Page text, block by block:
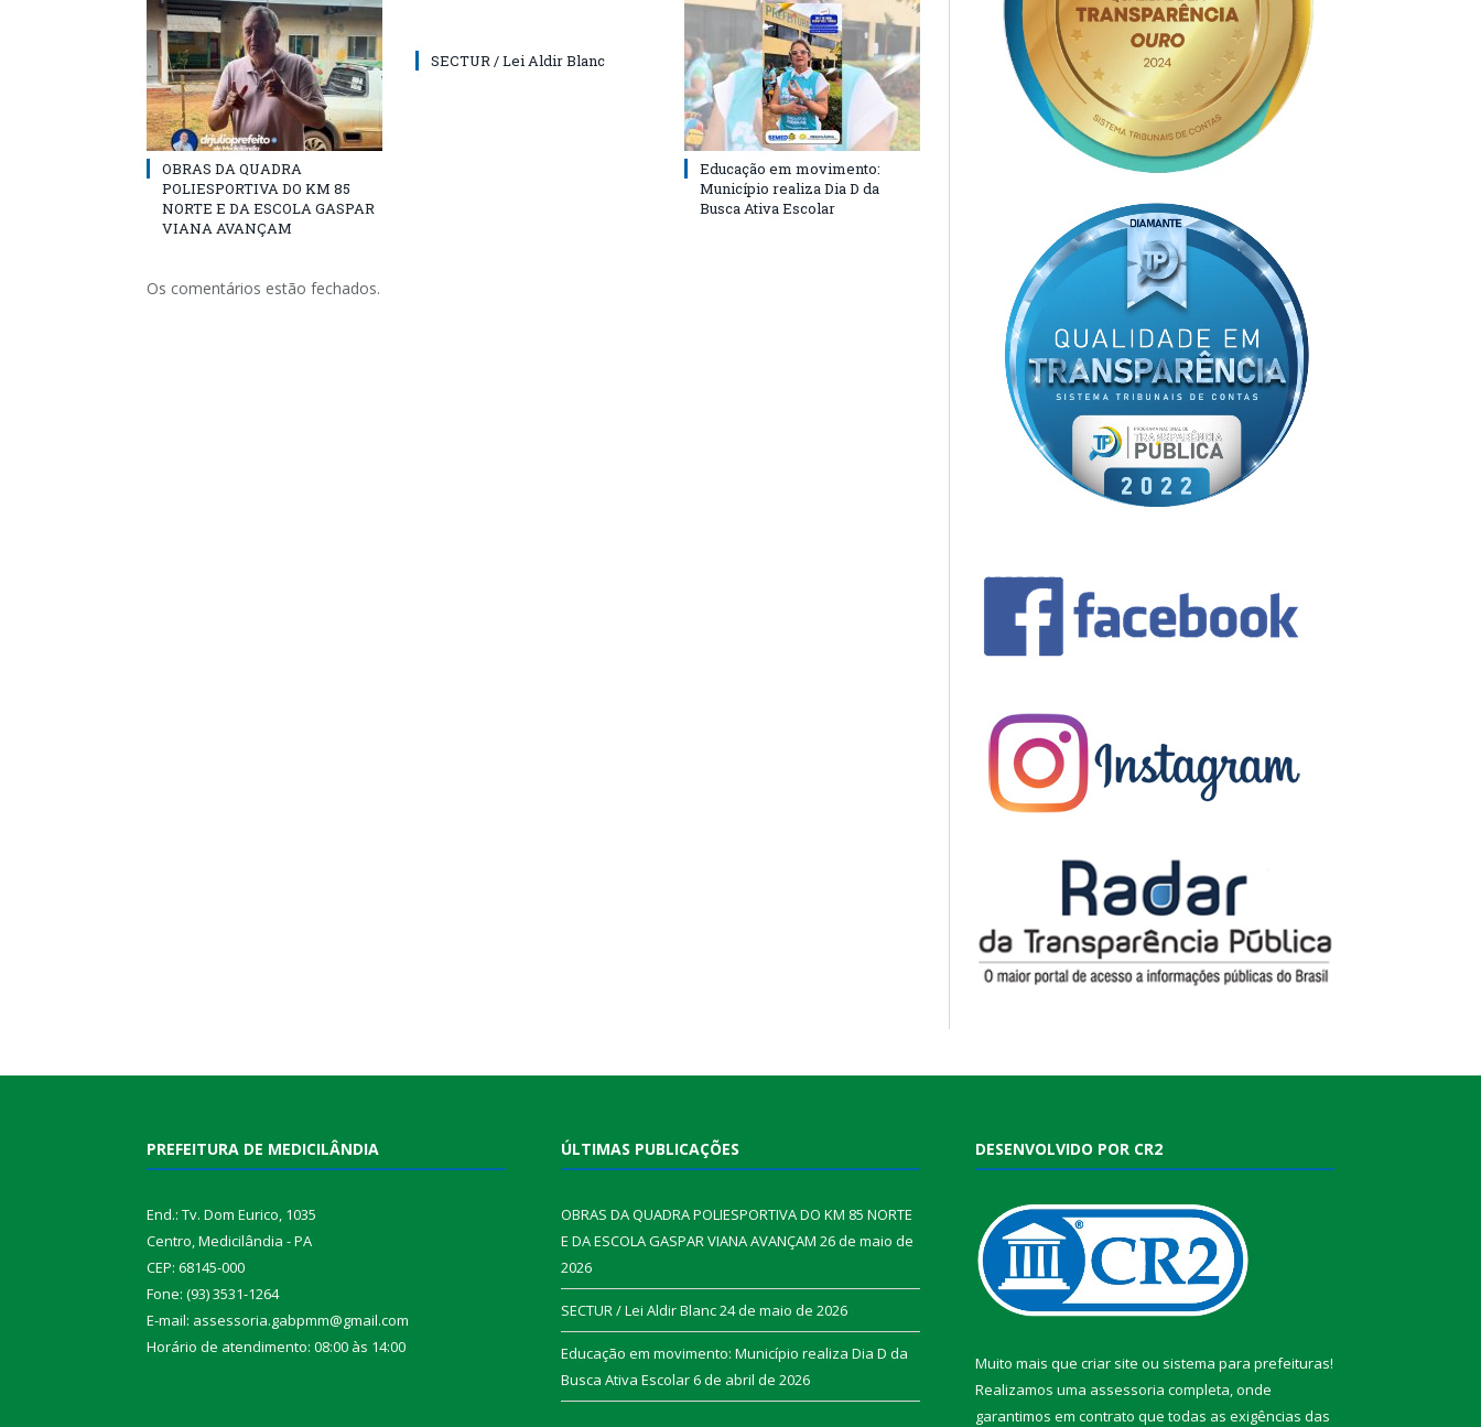
OBRAS DA QUADRA
POLIESPORTIVA DO KM 85
NORTE E DA ESCOLA GASPAR
VIANA AVANÇAM
SECTUR / Lei Aldir Blanc
Educação em movimento:
Município realiza Dia D da
Busca Ativa Escolar
Os comentários estão fechados.
PREFEITURA DE MEDICILÂNDIA
End.: Tv. Dom Eurico, 1035
Centro, Medicilândia - PA
CEP: 68145-000
Fone: (93) 3531-1264
E-mail: assessoria.gabpmm@gmail.com
Horário de atendimento: 08:00 às 14:00
ÚLTIMAS PUBLICAÇÕES
OBRAS DA QUADRA POLIESPORTIVA DO KM 85 NORTE
E DA ESCOLA GASPAR VIANA AVANÇAM 26 de maio de
2026
SECTUR / Lei Aldir Blanc24 de maio de 2026
Educação em movimento: Município realiza Dia D da
Busca Ativa Escolar6 de abril de 2026
DESENVOLVIDO POR CR2
Muito mais que criar site ou sistema para prefeituras!
Realizamos uma assessoria completa, onde
garantimos em contrato que todas as exigências das